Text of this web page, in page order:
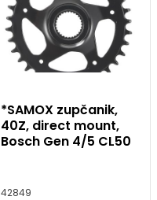
*SAMOX zupčanik,
40Z, direct mount,
Bosch Gen 4/5 CL50
42849